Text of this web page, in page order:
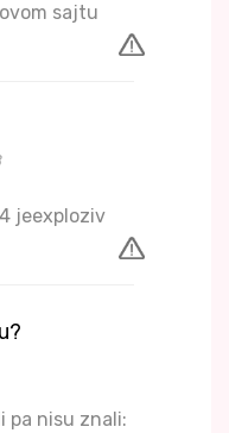
sajtu
jeexploziv
pa nisu znali: